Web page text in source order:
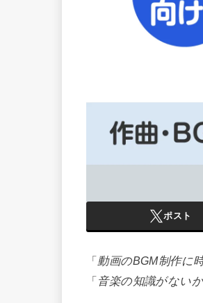
ポスト
「動画のBGM制作に
「音楽の知識がない